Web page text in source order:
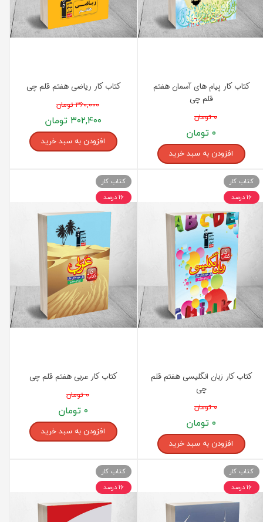
کتاب کار پیام های آسمان هفتم
قلم چی
۰ تومان
۰ تومان
افزودن به سبد خرید
کتاب کار ریاضی هفتم قلم چی
۳۶۰,۰۰۰ تومان
۳۰۲,۴۰۰ تومان
افزودن به سبد خرید
کتاب کار زبان انگلیسی هفتم قلم
چی
۰ تومان
۰ تومان
افزودن به سبد خرید
کتاب کار
۱۶ درصد
کتاب کار عربی هفتم قلم چی
۰ تومان
۰ تومان
افزودن به سبد خرید
کتاب کار
۱۶ درصد
کتاب کار
۱۶ درصد
کتاب کار
۱۶ درصد